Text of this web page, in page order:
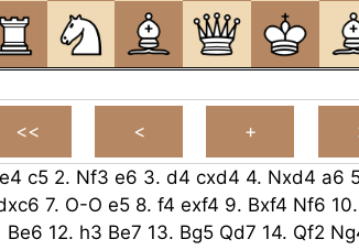
e4 c5 2. Nf3 e6 3. d4 cxd4 4. Nxd4 a6
7. O-O e5 8. f4 exf4 9. Bxf4 Nf6 10.
Be6 12. h3 Be7 13. Bg5 Qd7 14. Qf2